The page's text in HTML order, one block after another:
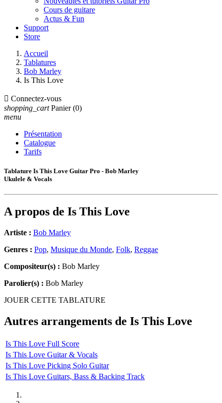
Cours de guitare
Actus & Fun
Support
Store
Accueil
Tablatures
Bob Marley
Is This Love
 Connectez-vous
shopping_cart Panier (0)
menu
Présentation
Catalogue
Tarifs
Tablature Is This Love Guitar Pro - Bob Marley
Ukulele & Vocals
A propos de Is This Love
Artiste : Bob Marley
Genres : Pop, Musique du Monde, Folk, Reggae
Compositeur(s) : Bob Marley
Parolier(s) : Bob Marley
JOUER CETTE TABLATURE
Autres arrangements de Is This Love
Is This Love Full Score
Is This Love Guitar & Vocals
Is This Love Picking Solo Guitar
Is This Love Guitars, Bass & Backing Track